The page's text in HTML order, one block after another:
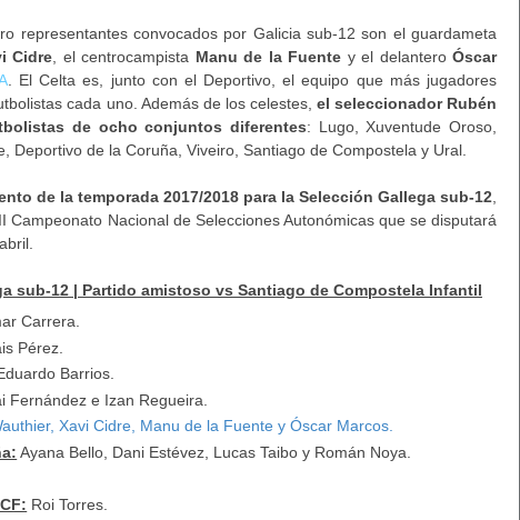
representantes convocados por Galicia sub-12 son el guardameta
Cidre , el centrocampista Manu de la Fuente y el delanteroÓscar
. El Celta es, junto con el Deportivo, el equipo que más jugadores
cada uno. Además de los celestes, el seleccionador Rubén
de ocho conjuntos diferentes: Lugo, Xuventude Oroso,
Deportivo de la Coruña, Viveiro, Santiago de Compostela y Ural.
de la temporada 2017/2018 para la Selección Gallega sub-12
Campeonato Nacional de Selecciones Autonómicas que se disputará
sub-12 | Partido amistoso vs Santiago de Compostela Infantil
Carrera.
Pérez.
Barrios.
Fernández e Izan Regueira.
Xavi Cidre, Manu de la Fuente y Óscar Marcos.
Ayana Bello, Dani Estévez, Lucas Taibo y Román Noya.
Roi Torres.